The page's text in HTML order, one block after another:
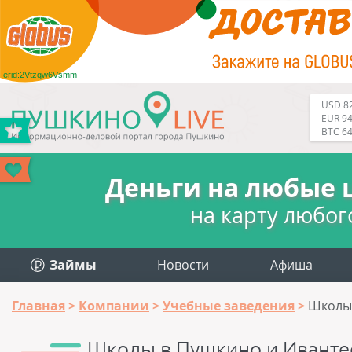
erid:2Vtzqw6Vsmm
USD
EUR
BTC
Деньги на любые
на карту
Займы Новости Афиша
Главная Компании Учебные заведения Школы